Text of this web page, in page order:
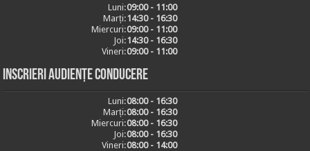
Luni:09:00 - 11:00
Marți:14:30 - 16:30
Miercuri:09:00 - 11:00
Joi:14:30 - 16:30
Vineri:09:00 - 11:00
Inscrieri audiențe conducere
Luni:08:00 - 16:30
Marți:08:00 - 16:30
Miercuri:08:00 - 16:30
Joi:08:00 - 16:30
Vineri:08:00 - 14:00